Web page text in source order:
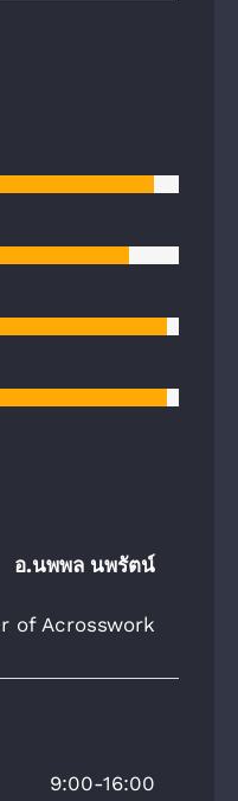
อ.นพพล นพรัตน์
of Acrosswork
9:00-16:00